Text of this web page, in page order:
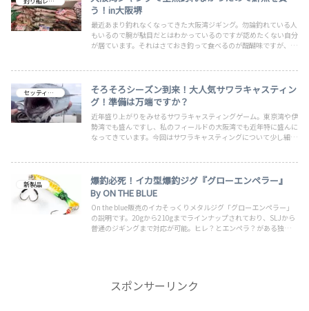
う！in大阪堺
最近あまり釣れなくなってきた大阪湾ジギング。勿論釣れている人
もいるので腕が駄目だとはわかっているのですが認めたくない自分
が居ています。それはさておき釣って食べるのが醍醐味ですが、純
セッティング
そろそろシーズン到来！大人気サワラキャスティン
グ！準備は万端ですか？
近年盛り上がりをみせるサワラキャスティングゲーム。東京湾や伊
勢湾でも盛んですし、私のフィールドの大阪湾でも近年特に盛んに
なってきています。今回はサワラキャスティングについて少し細か
新製品
爆釣必死！イカ型爆釣ジグ『グローエンペラー』
By ON THE BLUE
On the blue販売のイカそっくりメタルジグ「グローエンペラー」
の説明です。20gから210gまでラインナップされており、SLJから
普通のジギングまで対応が可能。ヒレ？とエンペラ？がある独特な
スポンサーリンク